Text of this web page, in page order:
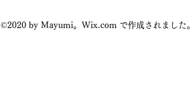
©2020 by Mayumi。Wix.com で作成されました。